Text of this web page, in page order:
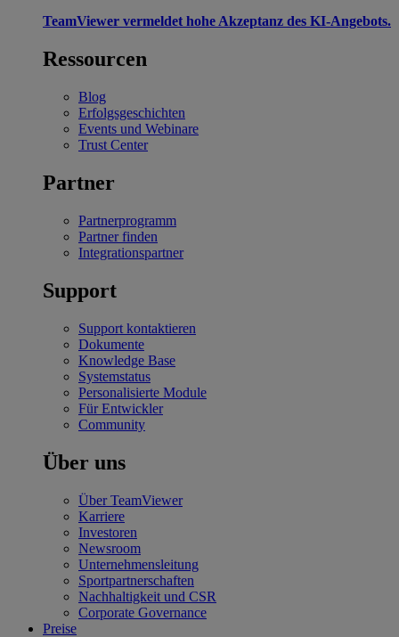
TeamViewer vermeldet hohe Akzeptanz des KI-Angebots.
Ressourcen
Blog
Erfolgsgeschichten
Events und Webinare
Trust Center
Partner
Partnerprogramm
Partner finden
Integrationspartner
Support
Support kontaktieren
Dokumente
Knowledge Base
Systemstatus
Personalisierte Module
Für Entwickler
Community
Über uns
Über TeamViewer
Karriere
Investoren
Newsroom
Unternehmensleitung
Sportpartnerschaften
Nachhaltigkeit und CSR
Corporate Governance
Preise